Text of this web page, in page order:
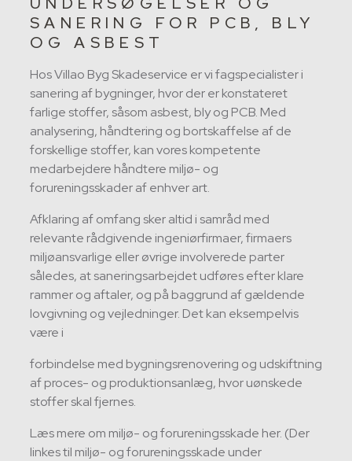
SANERING FOR PCB, BLY
OG ASBEST
Hos Villao Byg Skadeservice er vi fagspecialister i
sanering af bygninger, hvor der er konstateret
farlige stoffer, såsom asbest, bly og PCB. Med
analysering, håndtering og bortskaffelse af de
forskellige stoffer, kan vores kompetente
medarbejdere håndtere miljø- og
forureningsskader af enhver art.
Afklaring af omfang sker altid i samråd med
relevante rådgivende ingeniørfirmaer, firmaers
miljøansvarlige eller øvrige involverede parter
således, at saneringsarbejdet udføres efter klare
rammer og aftaler, og på baggrund af gældende
lovgivning og vejledninger. Det kan eksempelvis
være i
forbindelse med bygningsrenovering og udskiftning
af proces- og produktionsanlæg, hvor uønskede
stoffer skal fjernes.
Læs mere om miljø- og forureningsskade her. (Der
linkes til miljø- og forureningsskade under